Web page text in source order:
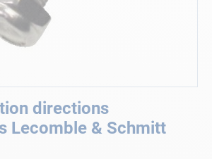
directions
Lecomble & Schmitt